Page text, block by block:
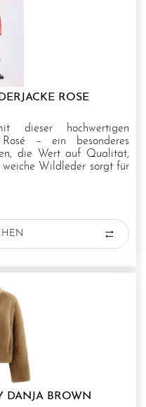
ROSE
dieser hochwertigen
– ein besonderes
die Wert auf Qualität,
Wildleder sorgt für
DANJA BROWN